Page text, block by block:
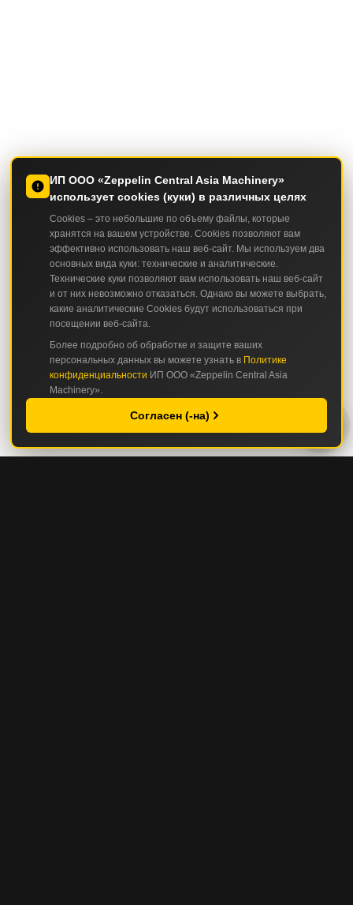
ИП ООО «Zeppelin Central Asia Machinery»
использует cookies (куки) в различных целях
Cookies – это небольшие по объему файлы, которые
хранятся на вашем устройстве. Cookies позволяют вам
эффективно использовать наш веб-сайт. Мы используем два
основных вида куки: технические и аналитические.
Технические куки позволяют вам использовать наш веб-сайт
и от них невозможно отказаться. Однако вы можете выбрать,
какие аналитические Cookies будут использоваться при
посещении веб-сайта.
Более подробно об обработке и защите ваших
персональных данных вы можете узнать в Политике
конфиденциальности ИП ООО «Zeppelin Central Asia
Machinery».
Согласен (-на)